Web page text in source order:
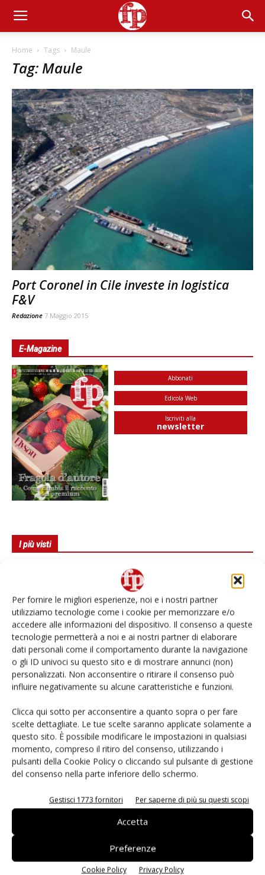
Per fornire le migliori esperienze, noi e i nostri partner
utilizziamo tecnologie come i cookie per memorizzare e/o
accedere alle informazioni del dispositivo. Il consenso a queste
tecnologie permetterà a noi e ai nostri partner di elaborare
dati personali come il comportamento durante la navigazione
o gli ID univoci su questo sito e di mostrare annunci (non)
personalizzati. Non acconsentire o ritirare il consenso può
influire negativamente su alcune caratteristiche e funzioni.
Clicca qui sotto per acconsentire a quanto sopra o per fare
scelte dettagliate. Le tue scelte saranno applicate solamente a
questo sito. È possibile modificare le impostazioni in qualsiasi
momento, compreso il ritiro del consenso, utilizzando i
pulsanti della Cookie Policy o cliccando sul pulsante di gestione
del consenso nella parte inferiore dello schermo.
Gestisci 1773 fornitori Per saperne di più su questi scopi
Accetta
Preferenze
Cookie Policy Privacy Policy
Home Tags Maule
Tag: Maule
Port Coronel in Cile investe in logistica
F&V
Redazione 7 Maggio 2015
E-Magazine
Abbonati
Edicola Web
Iscriviti alla
newsletter
I più visti
Non è una susina: è Metis… e può rivoluzionare la
categoria
L’ortofrutta di Extra Supermercati tra localismo e
Ai #Repartofresh
Andamento prezzi ortofrutta in Italia al 27 luglio
Apofruit, estate da record per il bio: Canova e
ViviToscano crescono a doppia cifra